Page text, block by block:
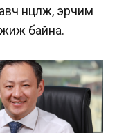
нөөцөлж, эрчим
байна.